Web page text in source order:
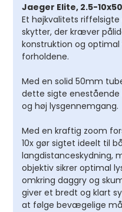
Jaeger Elite, 2.5-10x50
Et højkvalitets
skytter, der kræver
konstruktion og
forholdene.
Med en solid 50mm
dette sigte
og høj lysgennemgang.
Med en kraftig zoom
10xgør sigtet ideelt til
langdistanceskydning,
objektiv sikrer optimal
omkring daggry og
giver et bredt og klart
at følge bevægelige